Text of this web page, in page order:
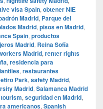
visa Spain, obtener NIE
Madrid, Parque del
Madrid, pisos en Madrid,
Spain, productos
Madrid, Reina Sofía
Madrid, renter rights
, residencia para
, restaurantes
Park, safety Madrid,
Madrid, Salamanca Madrid
, seguridad en Madrid,
americanos, Spanish